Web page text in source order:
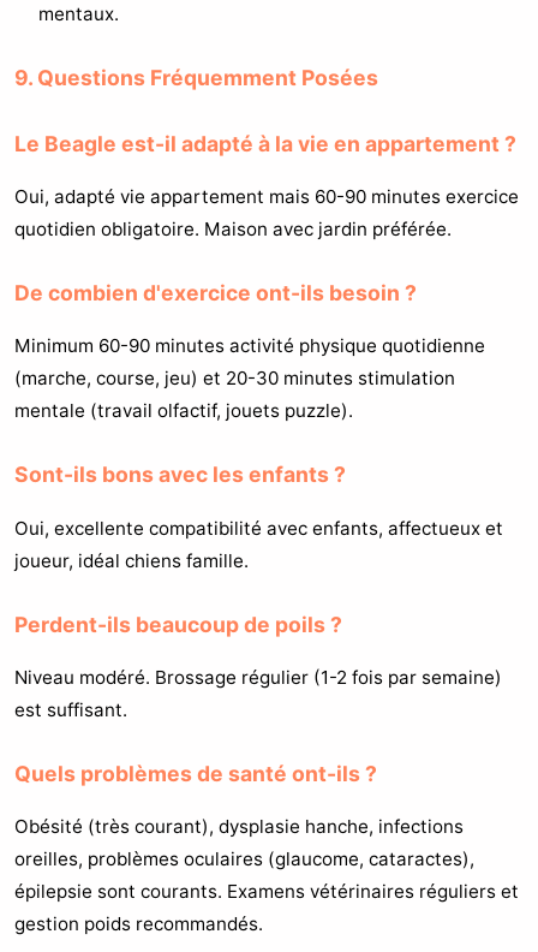
mentaux.
9. Questions Fréquemment Posées
Le Beagle est-il adapté à la vie en appartement ?
Oui, adapté vie appartement mais 60-90 minutes exercice
quotidien obligatoire. Maison avec jardin préférée.
De combien d'exercice ont-ils besoin ?
Minimum 60-90 minutes activité physique quotidienne
(marche, course, jeu) et 20-30 minutes stimulation
mentale (travail olfactif, jouets puzzle).
Sont-ils bons avec les enfants ?
Oui, excellente compatibilité avec enfants, affectueux et
joueur, idéal chiens famille.
Perdent-ils beaucoup de poils ?
Niveau modéré. Brossage régulier (1-2 fois par semaine)
est suffisant.
Quels problèmes de santé ont-ils ?
Obésité (très courant), dysplasie hanche, infections
oreilles, problèmes oculaires (glaucome, cataractes),
épilepsie sont courants. Examens vétérinaires réguliers et
gestion poids recommandés.